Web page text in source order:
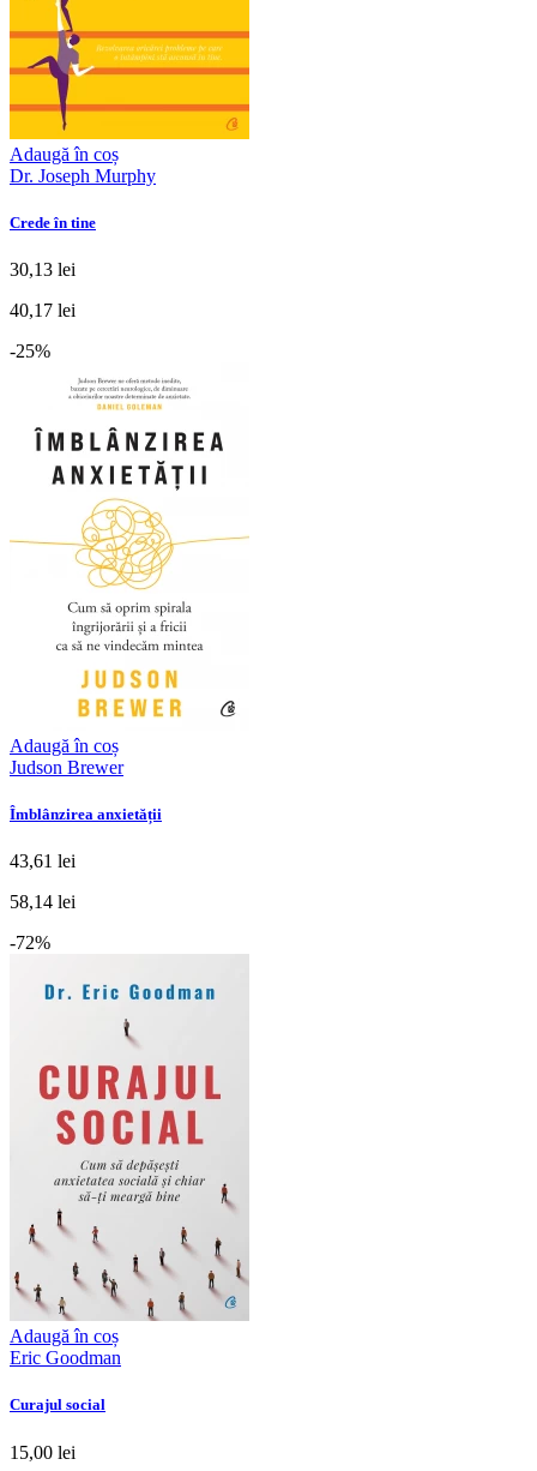
Adaugă în coș
Dr. Joseph Murphy
Crede în tine
30,13 lei
40,17 lei
-25%
Adaugă în coș
Judson Brewer
Îmblânzirea anxietății
43,61 lei
58,14 lei
-72%
Adaugă în coș
Eric Goodman
Curajul social
15,00 lei